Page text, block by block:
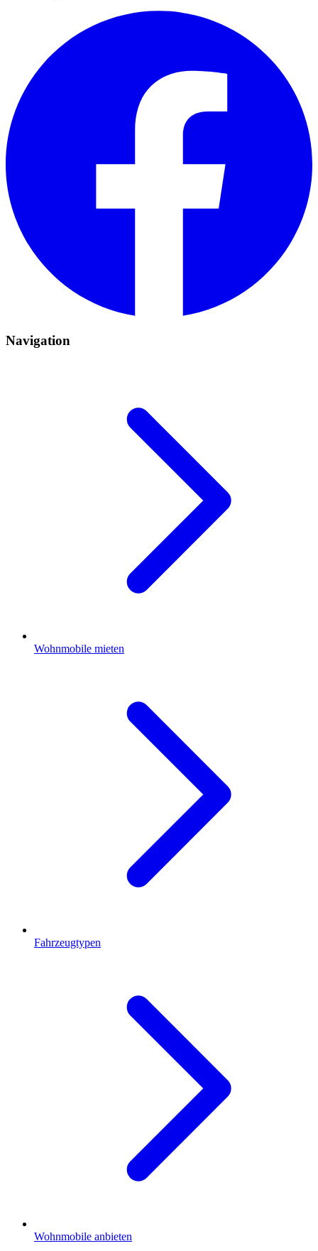
Navigation
Wohnmobile mieten
Fahrzeugtypen
Wohnmobile anbieten